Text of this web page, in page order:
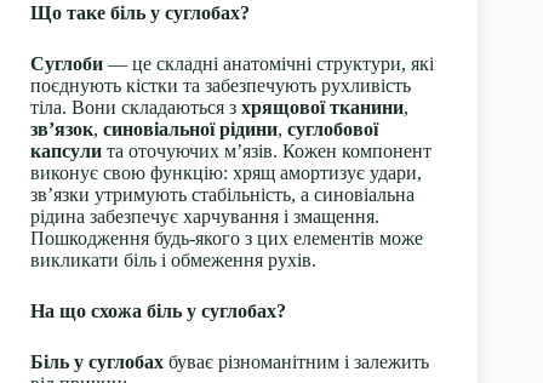
Що таке біль у суглобах?
Суглоби — це складні анатомічні структури, які
поєднують кістки та забезпечують рухливість
тіла. Вони складаються з хрящової тканини,
зв’язок, синовіальної рідини, суглобової
капсули та оточуючих м’язів. Кожен компонент
виконує свою функцію: хрящ амортизує удари,
зв’язки утримують стабільність, а синовіальна
рідина забезпечує харчування і змащення.
Пошкодження будь-якого з цих елементів може
викликати біль і обмеження рухів.
На що схожа біль у суглобах?
Біль у суглобах буває різноманітним і залежить